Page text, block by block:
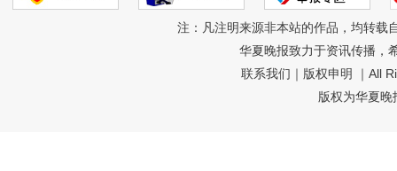
注：凡注明来源非本站的作品，均转载
华夏晚报致力于资讯传播，
联系我们 ｜ 版权申明 ｜All
版权为华夏